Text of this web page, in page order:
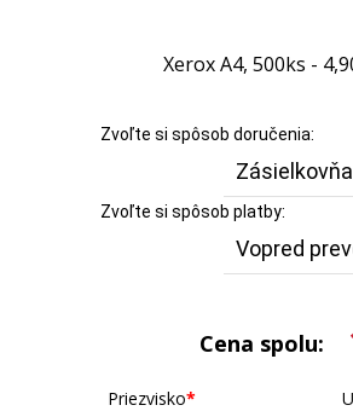
Xerox A4, 500ks -
Zvoľte si spôsob doručenia:
Zvoľte si spôsob platby:
Cena spolu:
Priezvisko